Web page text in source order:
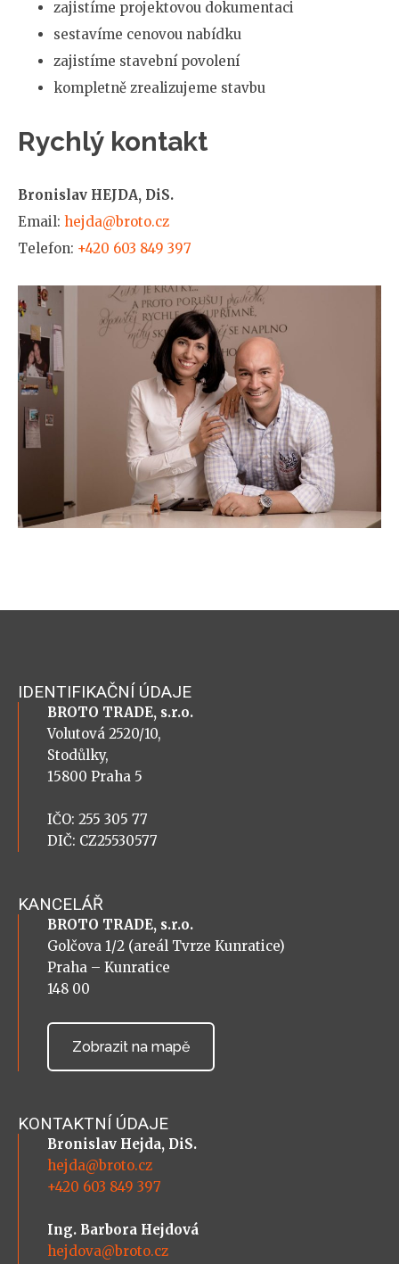
zajistíme projektovou dokumentaci
sestavíme cenovou nabídku
zajistíme stavební povolení
kompletně zrealizujeme stavbu
Rychlý kontakt
Bronislav HEJDA, DiS.
Email: hejda@broto.cz
Telefon: +420 603 849 397
IDENTIFIKAČNÍ ÚDAJE
BROTO TRADE, s.r.o.
Volutová 2520/10,
Stodůlky,
15800 Praha 5
IČO: 255 305 77
DIČ: CZ25530577
KANCELÁŘ
BROTO TRADE, s.r.o.
Golčova 1/2 (areál Tvrze Kunratice)
Praha – Kunratice
148 00
Zobrazit na mapě
KONTAKTNÍ ÚDAJE
Bronislav Hejda, DiS.
hejda@broto.cz
+420 603 849 397
Ing. Barbora Hejdová
hejdova@broto.cz